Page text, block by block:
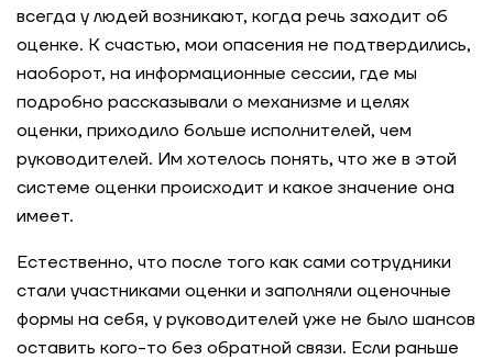
всегда у людей возникают, когда речь заходит об
оценке. К счастью, мои опасения не подтвердились,
наоборот, на информационные сессии, где мы
подробно рассказывали о механизме и целях
оценки, приходило больше исполнителей, чем
руководителей. Им хотелось понять, что же в этой
системе оценки происходит и какое значение она
имеет.
Естественно, что после того как сами сотрудники
стали участниками оценки и заполняли оценочные
формы на себя, у руководителей уже не было шансов
оставить кого-то без обратной связи. Если раньше